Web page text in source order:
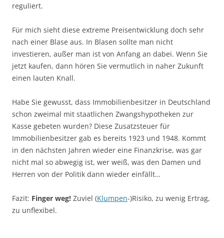
reguliert.
Für mich sieht diese extreme Preisentwicklung doch sehr
nach einer Blase aus. In Blasen sollte man nicht
investieren, außer man ist von Anfang an dabei. Wenn Sie
jetzt kaufen, dann hören Sie vermutlich in naher Zukunft
einen lauten Knall.
Habe Sie gewusst, dass Immobilienbesitzer in Deutschland
schon zweimal mit staatlichen Zwangshypotheken zur
Kasse gebeten wurden? Diese Zusatzsteuer für
Immobilienbesitzer gab es bereits 1923 und 1948. Kommt
in den nächsten Jahren wieder eine Finanzkrise, was gar
nicht mal so abwegig ist, wer weiß, was den Damen und
Herren von der Politik dann wieder einfällt…
Fazit: Finger weg! Zuviel (Klumpen-)Risiko, zu wenig Ertrag,
zu unflexibel.